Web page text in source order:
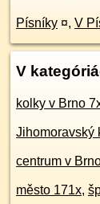
Písníky ¤, V
V
kolky v Brno
Jihomoravský
centrum v
město 171x,